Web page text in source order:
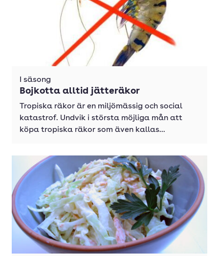
I säsong
Bojkotta alltid jätteräkor
Tropiska räkor är en miljömässig och social
katastrof. Undvik i största möjliga mån att
köpa tropiska räkor som även kallas...